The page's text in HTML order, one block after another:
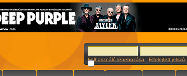
Felhasználó létrehozása Elfelejtett jelszó